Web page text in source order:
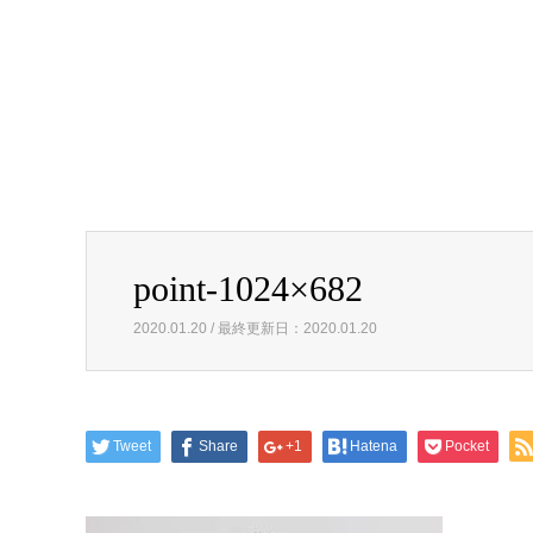
point-1024×682
2020.01.20 / 最終更新日：2020.01.20
Tweet Share +1 Hatena Pocket